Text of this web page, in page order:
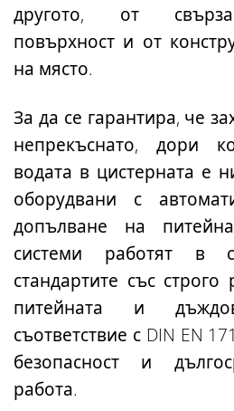
другото, от
повърхност и от
на място.
За да се гарантира, че
непрекъснато, дори
водата в цистерната е
оборудвани с
допълване на
системи работят в
стандартите със
питейната и
съответствие с DIN EN
безопасност и
работа.